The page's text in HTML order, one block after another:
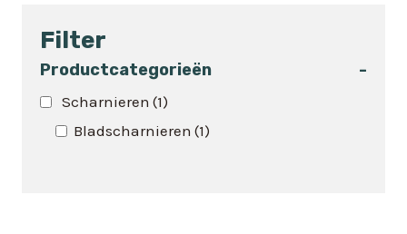
meerdere
variaties.
optie
Filter
Productcategorieën -
Scharnieren (1)
Bladscharnieren (1)